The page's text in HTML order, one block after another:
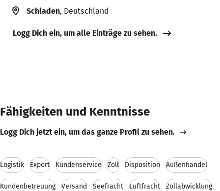
Schladen, Deutschland
Logg Dich ein, um alle Einträge zu sehen.
Fähigkeiten und Kenntnisse
Logg Dich jetzt ein, um das ganze Profil zu sehen.
Logistik Export Kundenservice Zoll Disposition Außenhandel
Kundenbetreuung Versand Seefracht Luftfracht Zollabwicklung